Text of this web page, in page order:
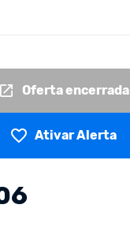
Oferta encerrada
Ativar Alerta